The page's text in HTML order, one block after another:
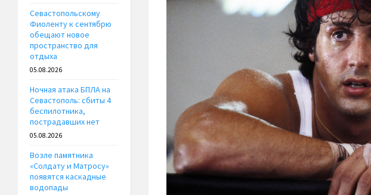
Севастопольскому
Фиоленту к сентябрю
обещают новое
пространство для
отдыха
05.08.2026
Ночная атака БПЛА на
Севастополь: сбиты 4
беспилотника,
пострадавших нет
05.08.2026
Возле памятника
«Солдату и Матросу»
появятся каскадные
водопады